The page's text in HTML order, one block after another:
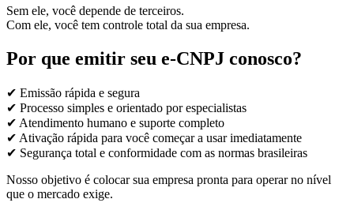
Sem ele, você depende de terceiros.
Com ele, você tem controle total da sua empresa.
Por que emitir seu e-CNPJ conosco?
✔ Emissão rápida e segura
✔ Processo simples e orientado por especialistas
✔ Atendimento humano e suporte completo
✔ Ativação rápida para você começar a usar imediatamente
✔ Segurança total e conformidade com as normas brasileiras
Nosso objetivo é colocar sua empresa pronta para operar no nível
que o mercado exige.